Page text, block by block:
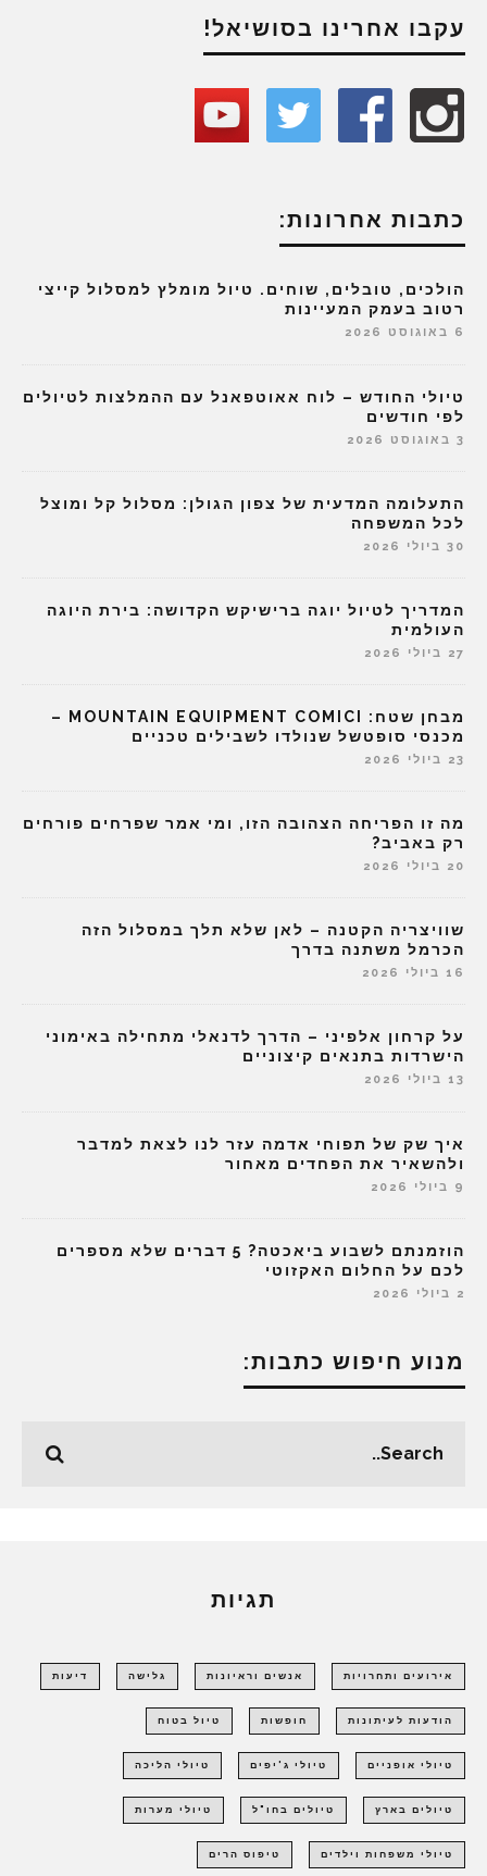
עקבו אחרינו בסושיאל!
כתבות אחרונות:
הולכים, טובלים, שוחים. טיול מומלץ למסלול קייצי
רטוב בעמק המעיינות
6 באוגוסט 2026
טיולי החודש – לוח אאוטפאנל עם ההמלצות לטיולים
לפי חודשים
3 באוגוסט 2026
התעלומה המדעית של צפון הגולן: מסלול קל ומוצל
לכל המשפחה
30 ביולי 2026
המדריך לטיול יוגה ברישיקש הקדושה: בירת היוגה
העולמית
27 ביולי 2026
מבחן שטח: MOUNTAIN EQUIPMENT COMICI –
מכנסי סופטשל שנולדו לשבילים טכניים
23 ביולי 2026
מה זו הפריחה הצהובה הזו, ומי אמר שפרחים פורחים
רק באביב?
20 ביולי 2026
שוויצריה הקטנה – לאן שלא תלך במסלול הזה
הכרמל משתנה בדרך
16 ביולי 2026
על קרחון אלפיני – הדרך לדנאלי מתחילה באימוני
הישרדות בתנאים קיצוניים
13 ביולי 2026
איך שק של תפוחי אדמה עזר לנו לצאת למדבר
ולהשאיר את הפחדים מאחור
9 ביולי 2026
הוזמנתם לשבוע ביאכטה? 5 דברים שלא מספרים
לכם על החלום האקזוטי
2 ביולי 2026
מנוע חיפוש כתבות:
תגיות
אירועים ותחרויות אנשים וראיונות גלישה דיעות
הודעות לעיתונות חופשות טיול בטוח
טיולי אופניים טיולי ג'יפים טיולי הליכה
טיולים בארץ טיולים בחו"ל טיולי מערות
טיולי משפחות וילדים טיפוס הרים